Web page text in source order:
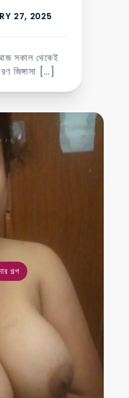
থেকেই
জিঙ্গাসা […]
গল্প
,,,